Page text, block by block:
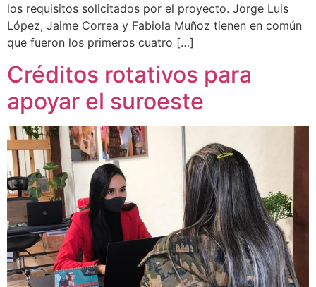
los requisitos solicitados por el proyecto. Jorge Luis
López, Jaime Correa y Fabiola Muñoz tienen en común
que fueron los primeros cuatro […]
Créditos rotativos para
apoyar el suroeste